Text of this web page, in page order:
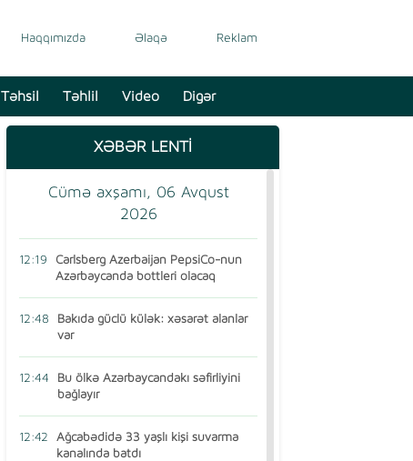
Haqqımızda Əlaqə Reklam
Təhsil Təhlil Video Digər
XƏBƏR LENTİ
Cümə axşamı, 06 Avqust
2026
12:19
Carlsberg Azerbaijan PepsiCo-nun
Azərbaycanda bottleri olacaq
12:48
Bakıda güclü külək: xəsarət alanlar
var
12:44
Bu ölkə Azərbaycandakı səfirliyini
bağlayır
12:42
Ağcabədidə 33 yaşlı kişi suvarma
kanalında batdı